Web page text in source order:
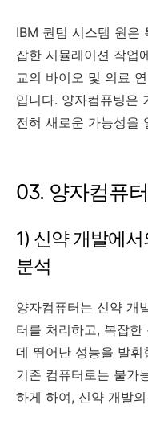
IBM 퀀텀 시스템 원은
잡한 시뮬레이션 작업
교의 바이오 및 의료
입니다. 양자컴퓨팅은
전혀 새로운 가능성을
03. 양자컴퓨
1) 신약 개발에
분석
양자컴퓨터는 신약 개
터를 처리하고, 복잡
데 뛰어난 성능을 발
기존 컴퓨터로는 불가
하게 하여, 신약 개발